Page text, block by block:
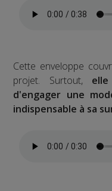
Cette enveloppe
projet. Surtout,
d'engager une
indispensable à sa